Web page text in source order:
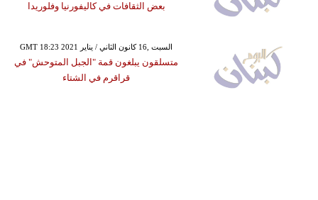
بعض الثقافات في كاليفورنيا وفلوريدا
GMT 18:23 2021 السبت ,16 كانون الثاني / يناير
متسلقون يبلغون قمة "الجبل المتوحش" في
قراقرم في الشتاء